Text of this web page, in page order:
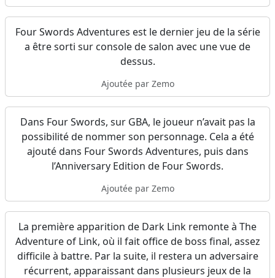
Four Swords Adventures est le dernier jeu de la série
a être sorti sur console de salon avec une vue de
dessus.
Ajoutée par Zemo
Dans Four Swords, sur GBA, le joueur n’avait pas la
possibilité de nommer son personnage. Cela a été
ajouté dans Four Swords Adventures, puis dans
l’Anniversary Edition de Four Swords.
Ajoutée par Zemo
La première apparition de Dark Link remonte à The
Adventure of Link, où il fait office de boss final, assez
difficile à battre. Par la suite, il restera un adversaire
récurrent, apparaissant dans plusieurs jeux de la